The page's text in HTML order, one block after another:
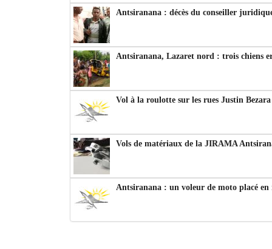
Antsiranana : décès du conseiller
Antsiranana, Lazaret nord : trois chiens
Vol à la roulotte sur les rues Justin
Vols de matériaux de la JIRAMA
Antsiranana : un voleur de moto placé en